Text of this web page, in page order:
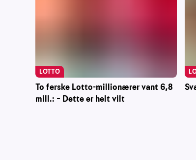
To ferske Lotto-millionærer vant 6,8
mill.: – Dette er helt vilt
LOTTO